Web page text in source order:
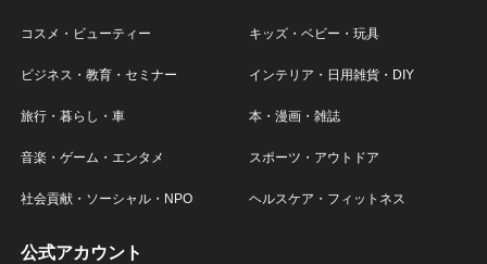
コスメ・ビューティー キッズ・ベビー・玩具
ビジネス・教育・セミナー インテリア・日用雑貨・DIY
旅行・暮らし・車 本・漫画・雑誌
音楽・ゲーム・エンタメ スポーツ・アウトドア
社会貢献・ソーシャル・NPO ヘルスケア・フィットネス
公式アカウント